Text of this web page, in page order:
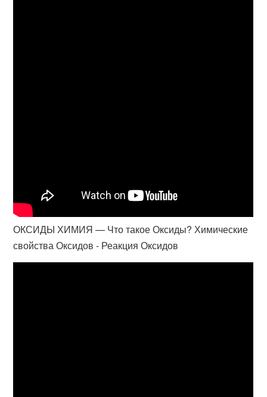
ОКСИДЫ ХИМИЯ — Что такое Оксиды? Химические
свойства Оксидов - Реакция Оксидов